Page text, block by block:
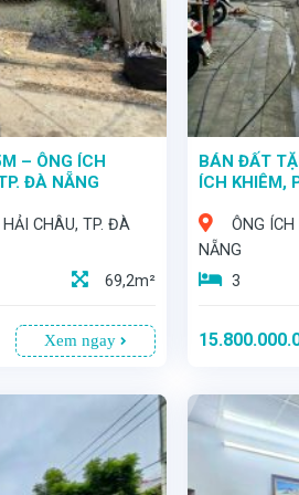
– ÔNG ÍCH
ĐÀ NẴNG
HẢI CHÂU, TP. ĐÀ
69,2m²
Xem ngay
BÁN ĐẤT
ÍCH KHIÊM,
ÔNG
NẴNG
3